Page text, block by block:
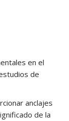
en el
de
anclajes
de la